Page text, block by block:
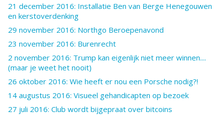
21 december 2016: Installatie Ben van Berge Henegouwen
en kerstoverdenking
29 november 2016: Northgo Beroepenavond
23 november 2016: Burenrecht
2 november 2016: Trump kan eigenlijk niet meer winnen....
(maar je weet het nooit)
26 oktober 2016: Wie heeft er nou een Porsche nodig?!
14 augustus 2016: Visueel gehandicapten op bezoek
27 juli 2016: Club wordt bijgepraat over bitcoins